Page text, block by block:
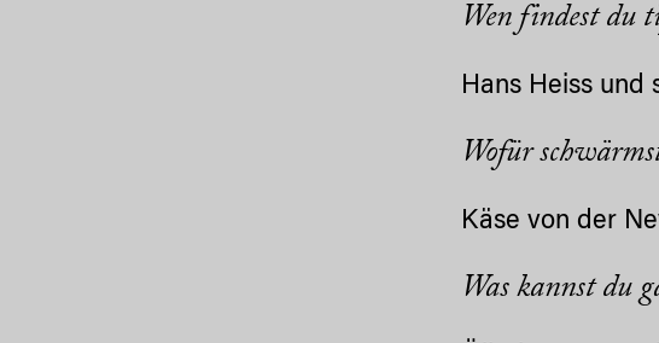
Wen findest du
Hans Heiss und
Wofür
Käse von der
Was kannst du